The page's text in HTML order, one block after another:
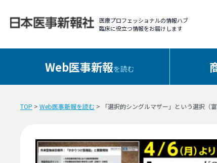
医療プロフェッショナルの情報ハブ
臨床に役立つ情報をお届けします
Web医事新報を読む
TOP > Web医事新報を読む > 「選択的シングルマザー」という選択（